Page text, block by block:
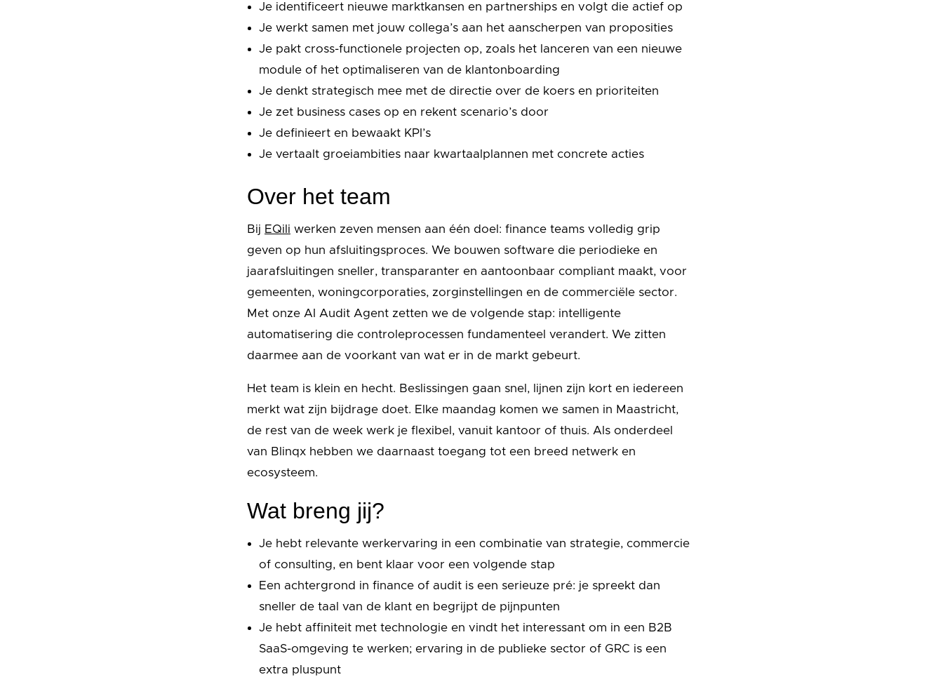
Je identificeert nieuwe marktkansen en partnerships en volgt die actief op
Je werkt samen met jouw collega’s aan het aanscherpen van proposities
Je pakt cross-functionele projecten op, zoals het lanceren van een nieuwe
module of het optimaliseren van de klantonboarding
Je denkt strategisch mee met de directie over de koers en prioriteiten
Je zet business cases op en rekent scenario’s door
Je definieert en bewaakt KPI’s
Je vertaalt groeiambities naar kwartaalplannen met concrete acties
Over het team
Bij EQili werken zeven mensen aan één doel: finance teams volledig grip
geven op hun afsluitingsproces. We bouwen software die periodieke en
jaarafsluitingen sneller, transparanter en aantoonbaar compliant maakt, voor
gemeenten, woningcorporaties, zorginstellingen en de commerciële sector.
Met onze AI Audit Agent zetten we de volgende stap: intelligente
automatisering die controleprocessen fundamenteel verandert. We zitten
daarmee aan de voorkant van wat er in de markt gebeurt.
Het team is klein en hecht. Beslissingen gaan snel, lijnen zijn kort en iedereen
merkt wat zijn bijdrage doet. Elke maandag komen we samen in Maastricht,
de rest van de week werk je flexibel, vanuit kantoor of thuis. Als onderdeel
van Blinqx hebben we daarnaast toegang tot een breed netwerk en
ecosysteem.
Wat breng jij?
Je hebt relevante werkervaring in een combinatie van strategie, commercie
of consulting, en bent klaar voor een volgende stap
Een achtergrond in finance of audit is een serieuze pré: je spreekt dan
sneller de taal van de klant en begrijpt de pijnpunten
Je hebt affiniteit met technologie en vindt het interessant om in een B2B
SaaS-omgeving te werken; ervaring in de publieke sector of GRC is een
extra pluspunt